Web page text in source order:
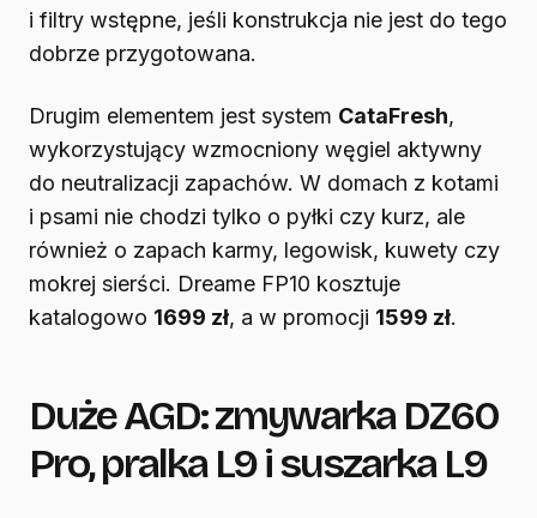
i filtry wstępne, jeśli konstrukcja nie jest do tego
dobrze przygotowana.
Drugim elementem jest system CataFresh,
wykorzystujący wzmocniony węgiel aktywny
do neutralizacji zapachów. W domach z kotami
i psami nie chodzi tylko o pyłki czy kurz, ale
również o zapach karmy, legowisk, kuwety czy
mokrej sierści. Dreame FP10 kosztuje
katalogowo 1699 zł, a w promocji 1599 zł.
Duże AGD: zmywarka DZ60
Pro, pralka L9 i suszarka L9